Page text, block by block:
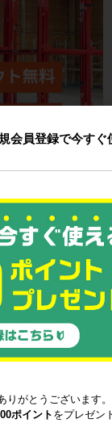
会員登録で今すぐ
がとうございます。
ポイント をプレゼン